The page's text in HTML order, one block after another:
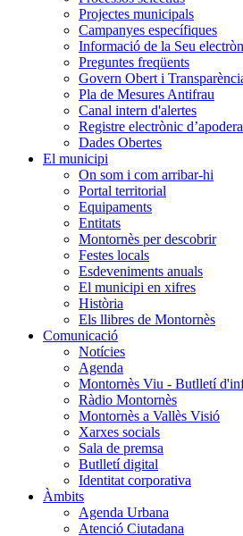
Projectes municipals
Campanyes específiques
Informació de la Seu
Preguntes freqüents
Govern Obert i
Pla de Mesures Antifrau
Canal intern d'alertes
Registre electrònic
Dades Obertes
El municipi
On som i com arribar-hi
Portal territorial
Equipaments
Entitats
Montornès per descobrir
Festes locals
Esdeveniments anuals
El municipi en xifres
Història
Els llibres de Montornès
Comunicació
Notícies
Agenda
Montornès Viu - Butlletí
Ràdio Montornès
Montornès a Vallès Visió
Xarxes socials
Sala de premsa
Butlletí digital
Identitat corporativa
Àmbits
Agenda Urbana
Atenció Ciutadana